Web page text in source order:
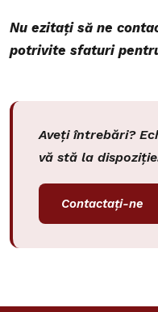
Nu ezitați să ne
potrivite sfaturi
Aveți întrebări?
vă stă la
Contactați-ne